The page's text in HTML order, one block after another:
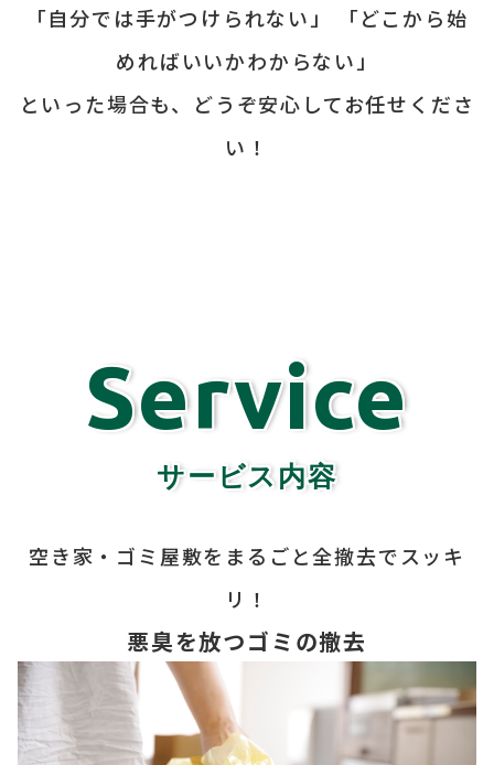
「自分では手がつけられない」
「どこから始
めればいいかわからない」
といった場合も、
どうぞ安心してお任せくださ
い！
Service
サービス内容
空き家・ゴミ屋敷をまるごと全撤去でスッキ
リ！
悪臭を放つゴミの撤去